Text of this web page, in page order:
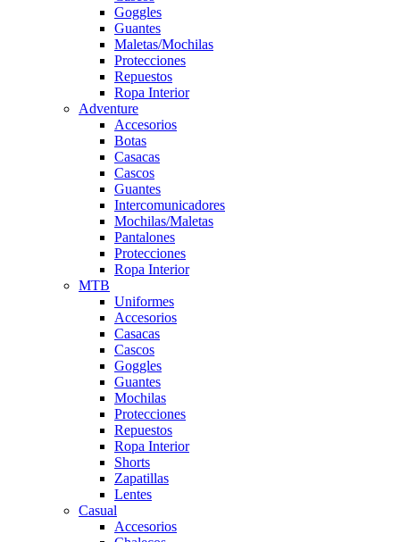
Goggles
Guantes
Maletas/Mochilas
Protecciones
Repuestos
Ropa Interior
Adventure
Accesorios
Botas
Casacas
Cascos
Guantes
Intercomunicadores
Mochilas/Maletas
Pantalones
Protecciones
Ropa Interior
MTB
Uniformes
Accesorios
Casacas
Cascos
Goggles
Guantes
Mochilas
Protecciones
Repuestos
Ropa Interior
Shorts
Zapatillas
Lentes
Casual
Accesorios